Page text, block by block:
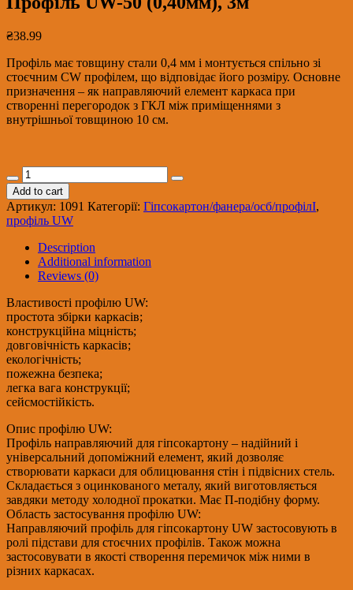
₴38.99
Профіль має товщину стали 0,4 мм і монтується спільно зі
стоєчним CW профілем, що відповідає його розміру. Основне
призначення – як направляючий елемент каркаса при
створенні перегородок з ГКЛ між приміщеннями з
внутрішньої товщиною 10 см.
Профіль
UW-
50
(0,40мм),
3м
quantity
Add to cart
Артикул: 1091 Категорії: Гіпсокартон/фанера/осб/профілІ,
профіль UW
Description
Additional information
Reviews (0)
Властивості профілю UW:
простота збірки каркасів;
конструкційна міцність;
довговічність каркасів;
екологічність;
пожежна безпека;
легка вага конструкції;
сейсмостійкість.
Опис профілю UW:
Профіль направляючий для гіпсокартону – надійний і
універсальний допоміжний елемент, який дозволяє
створювати каркаси для облицювання стін і підвісних стель.
Складається з оцинкованого металу, який виготовляється
завдяки методу холодної прокатки. Має П-подібну форму.
Область застосування профілю UW:
Направляючий профіль для гіпсокартону UW застосовують в
ролі підстави для стоєчних профілів. Також можна
застосовувати в якості створення перемичок між ними в
різних каркасах.